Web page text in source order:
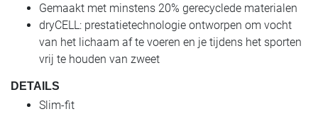
Gemaakt met minstens 20% gerecyclede materialen
dryCELL: prestatietechnologie ontworpen om vocht
van het lichaam af te voeren en je tijdens het sporten
vrij te houden van zweet
DETAILS
Slim-fit